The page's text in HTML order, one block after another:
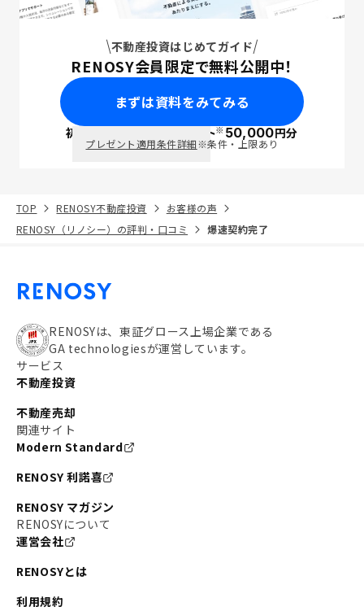
不動産投資はじめてガイド
RENOSY会員限定で無料公開中！
まずは資料をみてみる
初回面談で ポイント※50,000円分
プレゼント適用条件詳細※条件・上限あり
TOP RENOSY不動産投資
お客様の声
RENOSY（リノシー）の評判・口コミ
爆速契約完了
RENOSYは、東証グロース上場企業である
GA technologiesが運営しています。
サービス
不動産投資
不動産売却
関連サイト
Modern Standard
RENOSY 利諾喜
RENOSY マガジン
RENOSYについて
運営会社
RENOSYとは
利用規約